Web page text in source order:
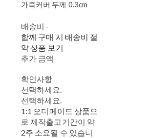
가죽커버 두께 0.3cm
배송비 -
함께 구매 시 배송비 절
약 상품 보기
추가 금액
확인사항
선택하세요.
선택하세요.
1:1 오더메이드 상품으
로 제작출고기간이 약
2주 소요될 수 있습니